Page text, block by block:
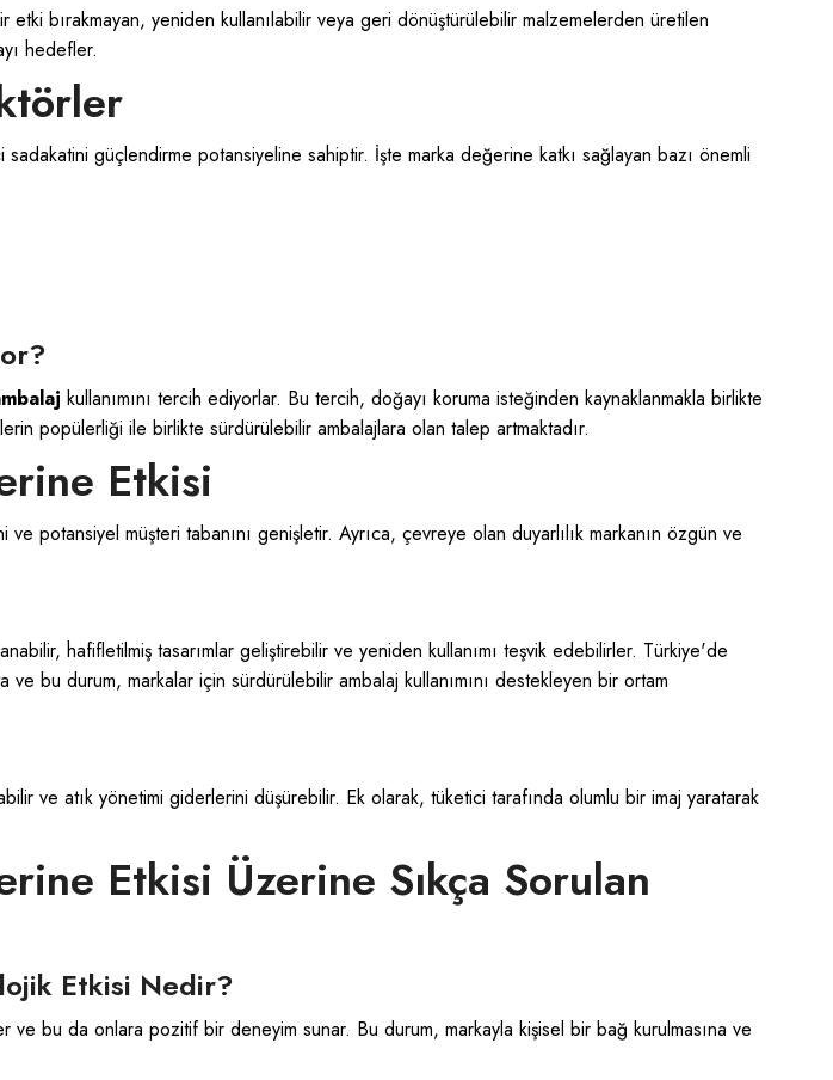
bırakmayan, yeniden kullanılabilir veya geri dönüştürülebilir malzemelerden üretilen
hedefler.
sadakatini güçlendirme potansiyeline sahiptir. İşte marka değerine katkı sağlayan bazı önemli
kullanımını tercih ediyorlar. Bu tercih, doğayı koruma isteğinden kaynaklanmakla birlikte
popülerliği ile birlikte sürdürülebilir ambalajlara olan talep artmaktadır.
Etkisi
potansiyel müşteri tabanını genişletir. Ayrıca, çevreye olan duyarlılık markanın özgün ve
hafifletilmiş tasarımlar geliştirebilir ve yeniden kullanımı teşvik edebilirler. Türkiye'de
ve bu durum, markalar için sürdürülebilir ambalaj kullanımını destekleyen bir ortam
ve atık yönetimi giderlerini düşürebilir. Ek olarak, tüketici tarafında olumlu bir imaj yaratarak
Etkisi Üzerine Sıkça Sorulan
Etkisi Nedir?
ve bu da onlara pozitif bir deneyim sunar. Bu durum, markayla kişisel bir bağ kurulmasına ve